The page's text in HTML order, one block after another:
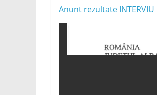
Anunt rezultate